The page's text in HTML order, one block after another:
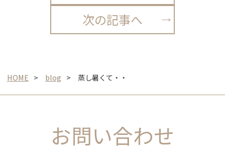
次の記事へ
HOME blog 蒸し暑くて・・
お問い合わせ